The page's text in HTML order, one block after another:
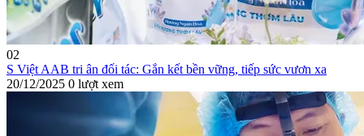
02
S Việt AAB tri ân đối tác: Gắn kết bền vững, tiếp sức vươn xa
20/12/2025 0 lượt xem